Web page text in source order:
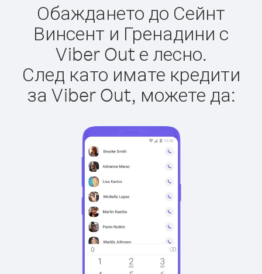
Обаждането до Сейнт
Винсент и Гренадини с
Viber Out е лесно.
След като имате кредити
за Viber Out, можете да: